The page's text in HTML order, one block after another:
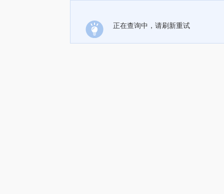
正在查询中，请刷新重试